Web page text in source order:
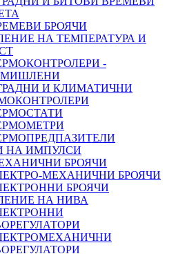
БРОЯЧИ
НА ТЕМПЕРАТУРА И
-
И КЛИМАТИЧНИ
НА ИМПУЛСИ
БРОЯЧИ
МЕХАНИЧНИ БРОЯЧИ
БРОЯЧИ
НА НИВА